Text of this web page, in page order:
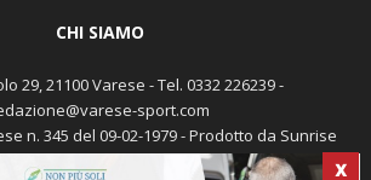
X
CHI SIAMO
29, 21100 Varese - Tel. 0332 226239 -
sport.com
n. 345 del 09-02-1979 - Prodotto da Sunrise
Michele Marocco -Cookie policy